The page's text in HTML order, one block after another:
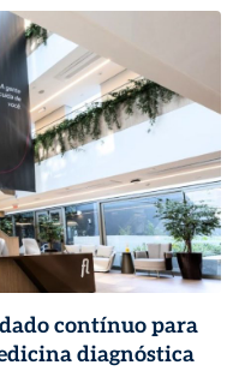
contínuo para
diagnóstica